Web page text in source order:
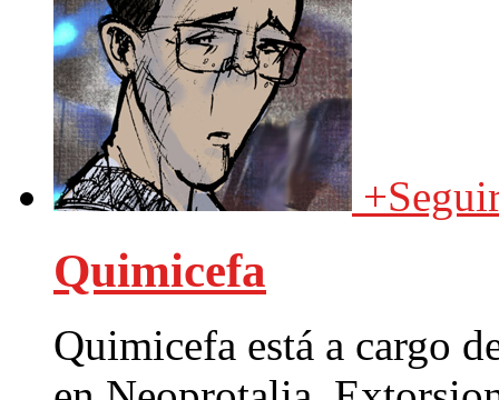
+
Quimicefa
Quimicefa está a cargo